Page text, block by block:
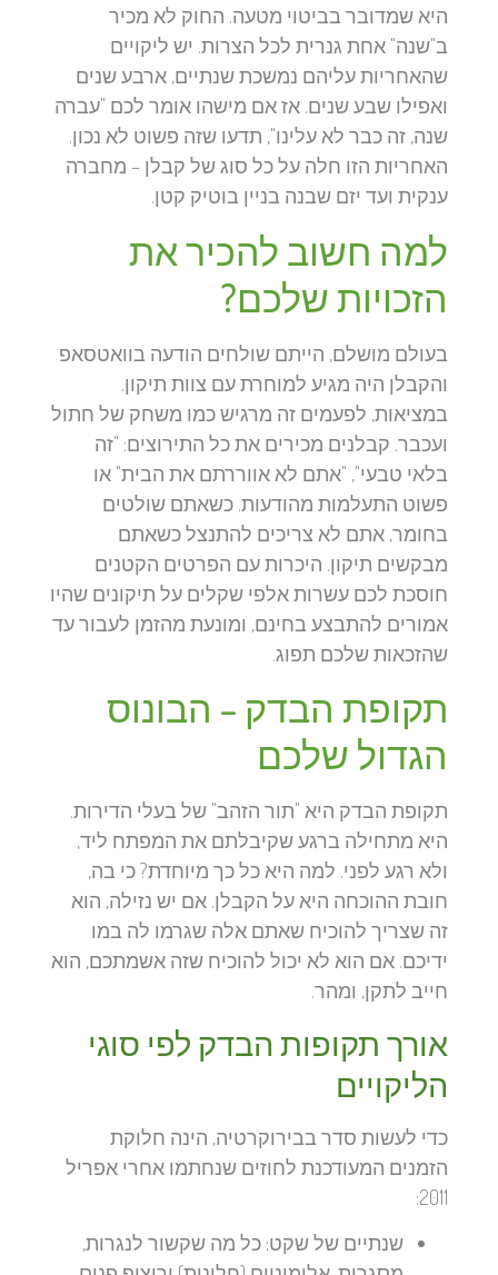
היא שמדובר בביטוי מטעה. החוק לא מכיר
ב"שנה" אחת גנרית לכל הצרות. יש ליקויים
שהאחריות עליהם נמשכת שנתיים, ארבע שנים
ואפילו שבע שנים. אז אם מישהו אומר לכם "עברה
שנה, זה כבר לא עלינו", תדעו שזה פשוט לא נכון.
האחריות הזו חלה על כל סוג של קבלן – מחברה
ענקית ועד יזם שבנה בניין בוטיק קטן.
למה חשוב להכיר את
הזכויות שלכם?
בעולם מושלם, הייתם שולחים הודעה בוואטסאפ
והקבלן היה מגיע למוחרת עם צוות תיקון.
במציאות, לפעמים זה מרגיש כמו משחק של חתול
ועכבר. קבלנים מכירים את כל התירוצים: "זה
בלאי טבעי", "אתם לא אווררתם את הבית" או
פשוט התעלמות מהודעות. כשאתם שולטים
בחומר, אתם לא צריכים להתנצל כשאתם
מבקשים תיקון. היכרות עם הפרטים הקטנים
חוסכת לכם עשרות אלפי שקלים על תיקונים שהיו
אמורים להתבצע בחינם, ומונעת מהזמן לעבור עד
שהזכאות שלכם תפוג.
תקופת הבדק – הבונוס
הגדול שלכם
תקופת הבדק היא "תור הזהב" של בעלי הדירות.
היא מתחילה ברגע שקיבלתם את המפתח ליד,
ולא רגע לפני. למה היא כל כך מיוחדת? כי בה,
חובת ההוכחה היא על הקבלן. אם יש נזילה, הוא
זה שצריך להוכיח שאתם אלה שגרמו לה במו
ידיכם. אם הוא לא יכול להוכיח שזה אשמתכם, הוא
חייב לתקן, ומהר.
אורך תקופות הבדק לפי סוגי
הליקויים
כדי לעשות סדר בבירוקרטיה, הינה חלוקת
הזמנים המעודכנת לחוזים שנחתמו אחרי אפריל
2011:
שנתיים של שקט:כל מה שקשור לנגרות,